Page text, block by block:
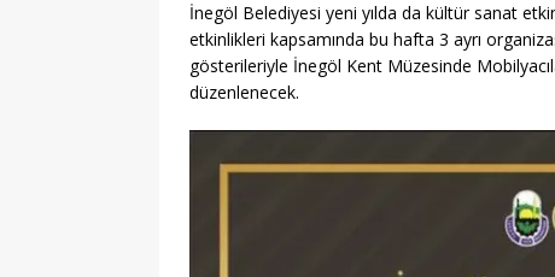
İnegöl Belediyesi yeni yılda da kültür sanat
etkinlikleri kapsamında bu hafta 3 ayrı
gösterileriyle İnegöl Kent Müzesinde
düzenlenecek.